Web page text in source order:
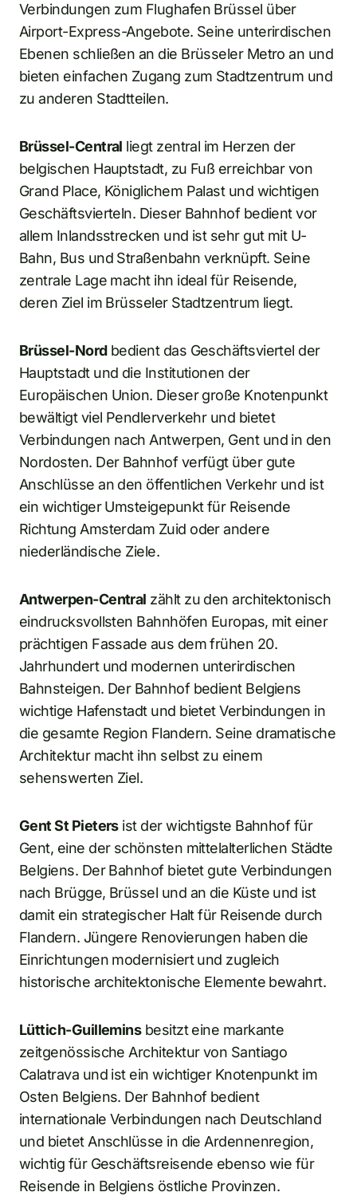
Verbindungen zum Flughafen Brüssel über
Airport-Express-Angebote. Seine unterirdischen
Ebenen schließen an die Brüsseler Metro an und
bieten einfachen Zugang zum Stadtzentrum und
zu anderen Stadtteilen.
Brüssel-Central liegt zentral im Herzen der
belgischen Hauptstadt, zu Fuß erreichbar von
Grand Place, Königlichem Palast und wichtigen
Geschäftsvierteln. Dieser Bahnhof bedient vor
allem Inlandsstrecken und ist sehr gut mit U-
Bahn, Bus und Straßenbahn verknüpft. Seine
zentrale Lage macht ihn ideal für Reisende,
deren Ziel im Brüsseler Stadtzentrum liegt.
Brüssel-Nordbedient das Geschäftsviertel der
Hauptstadt und die Institutionen der
Europäischen Union. Dieser große Knotenpunkt
bewältigt viel Pendlerverkehr und bietet
Verbindungen nach Antwerpen, Gent und in den
Nordosten. Der Bahnhof verfügt über gute
Anschlüsse an den öffentlichen Verkehr und ist
ein wichtiger Umsteigepunkt für Reisende
Richtung Amsterdam Zuid oder andere
niederländische Ziele.
Antwerpen-Central zählt zu den architektonisch
eindrucksvollsten Bahnhöfen Europas, mit einer
prächtigen Fassade aus dem frühen 20.
Jahrhundert und modernen unterirdischen
Bahnsteigen. Der Bahnhof bedient Belgiens
wichtige Hafenstadt und bietet Verbindungen in
die gesamte Region Flandern. Seine dramatische
Architektur macht ihn selbst zu einem
sehenswerten Ziel.
Gent St Pietersist der wichtigste Bahnhof für
Gent, eine der schönsten mittelalterlichen Städte
Belgiens. Der Bahnhof bietet gute Verbindungen
nach Brügge, Brüssel und an die Küste und ist
damit ein strategischer Halt für Reisende durch
Flandern. Jüngere Renovierungen haben die
Einrichtungen modernisiert und zugleich
historische architektonische Elemente bewahrt.
Lüttich-Guilleminsbesitzt eine markante
zeitgenössische Architektur von Santiago
Calatrava und ist ein wichtiger Knotenpunkt im
Osten Belgiens. Der Bahnhof bedient
internationale Verbindungen nach Deutschland
und bietet Anschlüsse in die Ardennenregion,
wichtig für Geschäftsreisende ebenso wie für
Reisende in Belgiens östliche Provinzen.